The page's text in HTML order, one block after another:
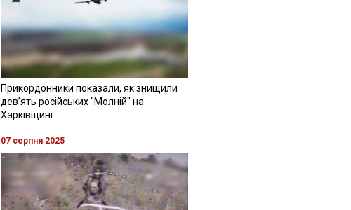
Прикордонники показали, як знищили
девʼять російських "Молній" на
Харківщині
07 серпня 2025